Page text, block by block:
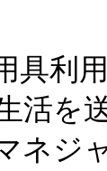
具利
活を
ネジ